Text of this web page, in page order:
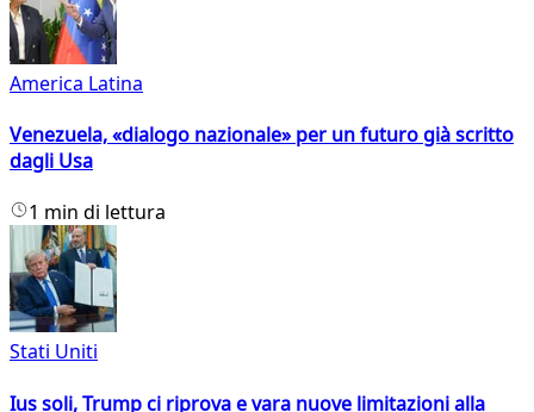
America Latina
Venezuela, «dialogo nazionale» per un futuro già scritto
dagli Usa
1 min di lettura
Stati Uniti
Ius soli, Trump ci riprova e vara nuove limitazioni alla